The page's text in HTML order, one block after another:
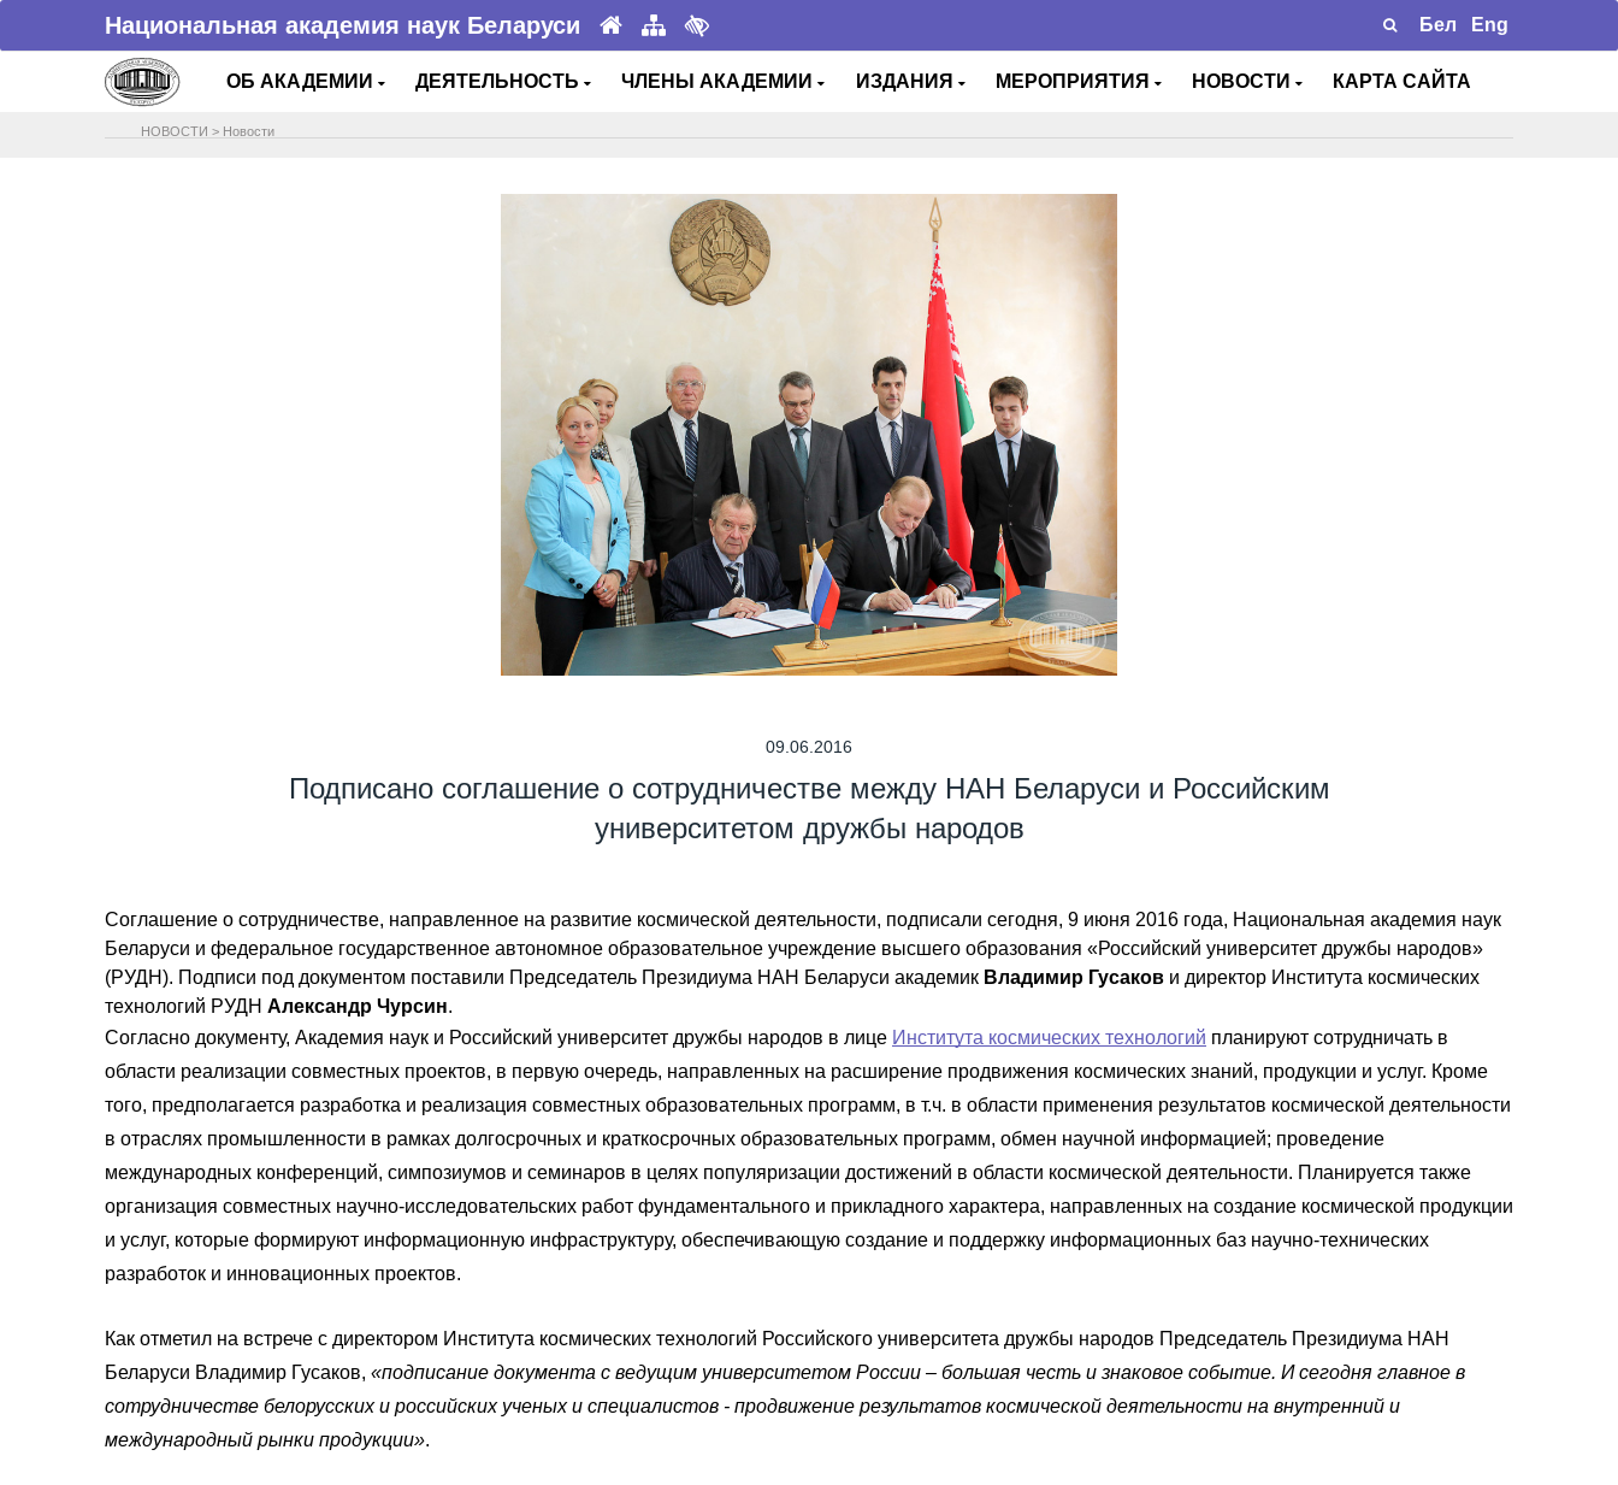
Национальная академия наук Беларуси Бел Eng
ОБ АКАДЕМИИ ДЕЯТЕЛЬНОСТЬ ЧЛЕНЫ АКАДЕМИИ ИЗДАНИЯ МЕРОПРИЯТИЯ НОВОСТИ КАРТА САЙТА
НОВОСТИ > Новости
09.06.2016
Подписано соглашение о сотрудничестве между НАН Беларуси и Российским
университетом дружбы народов
Соглашение о сотрудничестве, направленное на развитие космической деятельности, подписали сегодня, 9 июня 2016 года, Национальная академия наук
Беларуси и федеральное государственное автономное образовательное учреждение высшего образования «Российский университет дружбы народов»
(РУДН). Подписи под документом поставили Председатель Президиума НАН Беларуси академик Владимир Гусаков и директор Института космических
технологий РУДН Александр Чурсин.
Согласно документу, Академия наук и Российский университет дружбы народов в лице Института космических технологий планируют сотрудничать в
области реализации совместных проектов, в первую очередь, направленных на расширение продвижения космических знаний, продукции и услуг. Кроме
того, предполагается разработка и реализация совместных образовательных программ, в т.ч. в области применения результатов космической деятельности
в отраслях промышленности в рамках долгосрочных и краткосрочных образовательных программ, обмен научной информацией; проведение
международных конференций, симпозиумов и семинаров в целях популяризации достижений в области космической деятельности. Планируется также
организация совместных научно-исследовательских работ фундаментального и прикладного характера, направленных на создание космической продукции
и услуг, которые формируют информационную инфраструктуру, обеспечивающую создание и поддержку информационных баз научно-технических
разработок и инновационных проектов.
Как отметил на встрече с директором Института космических технологий Российского университета дружбы народов Председатель Президиума НАН
Беларуси Владимир Гусаков, «подписание документа с ведущим университетом России – большая честь и знаковое событие. И сегодня главное в
сотрудничестве белорусских и российских ученых и специалистов - продвижение результатов космической деятельности на внутренний и
международный рынки продукции».